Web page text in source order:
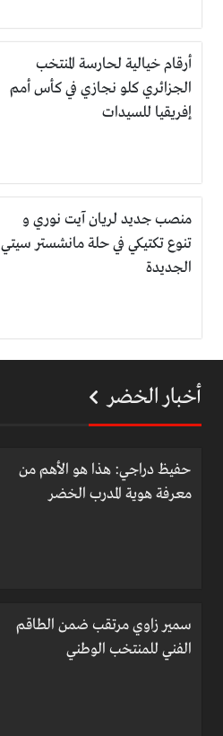
أرقام خيالية لحارسة المنتخب
الجزائري كلو نجازي في كأس أمم
إفريقيا للسيدات
منصب جديد لريان آيت نوري و
تنوع تكتيكي في حلة مانشستر سيتي
الجديدة
أخبار الخضر
حفيظ دراجي: هذا هو الأهم من
معرفة هوية المدرب الخضر
سمير زاوي مرتقب ضمن الطاقم
الفني للمنتخب الوطني